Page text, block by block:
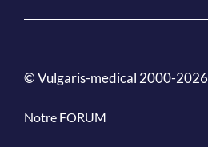
© Vulgaris-medical 2000-2026
Notre FORUM